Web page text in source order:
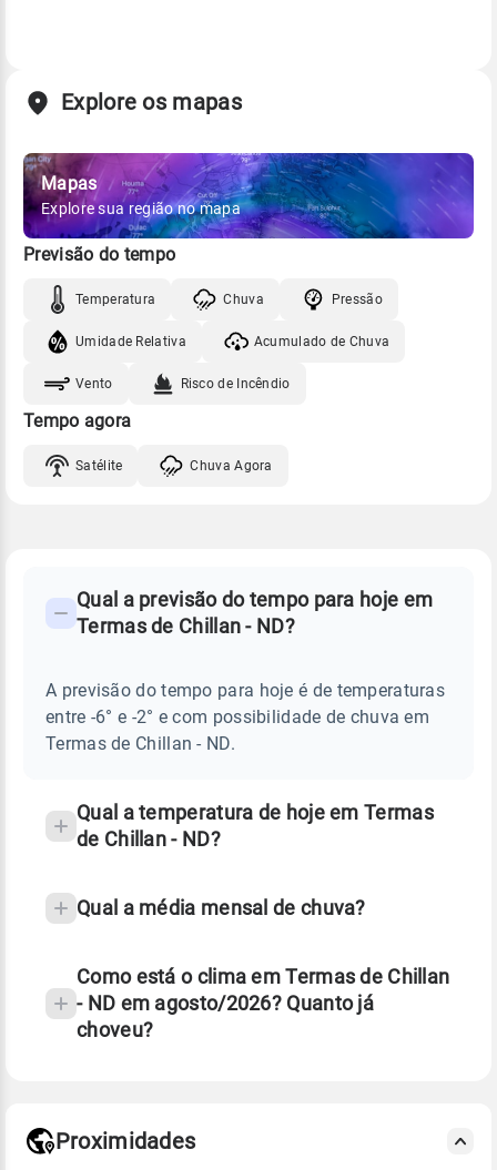
Explore os mapas
Mapas
Explore sua região no mapa
Previsão do tempo
Temperatura Chuva Pressão
Umidade Relativa Acumulado de Chuva
Vento Risco de Incêndio
Tempo agora
Satélite Chuva Agora
PREVISÃO
TEMPO
CHILLAN
Perguntas
sobre
chuva
Qual a previsão do tempo para hoje em
Termas de Chillan - ND?
A previsão do tempo para hoje é de temperaturas
entre -6° e -2° e com possibilidade de chuva em
Termas de Chillan - ND.
Qual a temperatura de hoje em Termas
de Chillan - ND?
Qual a média mensal de chuva?
Fonte: 30 anos de dados de reanálise ERA5.
Como está o clima em Termas de Chillan
- ND em agosto/2026? Quanto já
choveu?
Proximidades